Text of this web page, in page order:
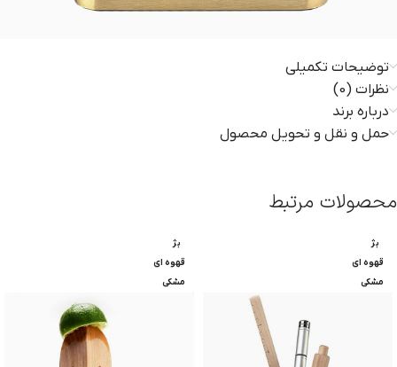
توضیحات تکمیلی
نظرات (0)
درباره برند
حمل و نقل و تحویل محصول
محصولات مرتبط
بژ
قهوه ای
مشکی
بژ
قهوه ای
مشکی